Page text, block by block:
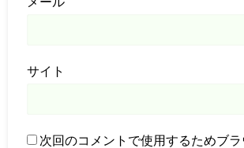
サイト
次回のコメントで使用するためブ